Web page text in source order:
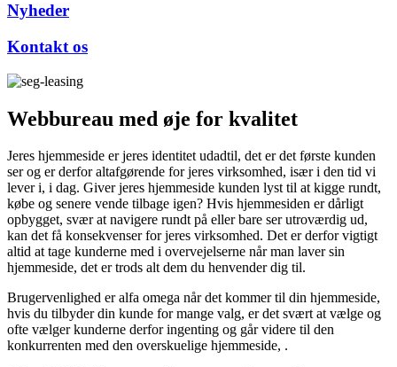
Nyheder
Kontakt os
Webbureau med øje for kvalitet
Jeres hjemmeside er jeres identitet udadtil, det er det første kunden
ser og er derfor altafgørende for jeres virksomhed, især i den tid vi
lever i, i dag. Giver jeres hjemmeside kunden lyst til at kigge rundt,
købe og senere vende tilbage igen? Hvis hjemmesiden er dårligt
opbygget, svær at navigere rundt på eller bare ser utroværdig ud,
kan det få konsekvenser for jeres virksomhed. Det er derfor vigtigt
altid at tage kunderne med i overvejelserne når man laver sin
hjemmeside, det er trods alt dem du henvender dig til.
Brugervenlighed er alfa omega når det kommer til din hjemmeside,
hvis du tilbyder din kunde for mange valg, er det svært at vælge og
ofte vælger kunderne derfor ingenting og går videre til den
konkurrenten med den overskuelige hjemmeside, .